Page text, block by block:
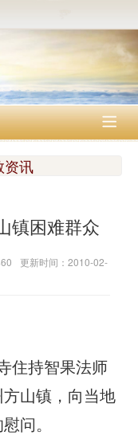

资讯
镇困难群众
更新时间：2010-02-
住持智果法师
山镇，向当地
问。